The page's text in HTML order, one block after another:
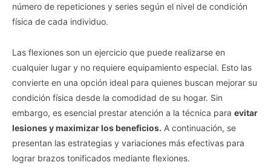
número de repeticiones y series según el nivel de condición
física de cada individuo.
Las flexiones son un ejercicio que puede realizarse en
cualquier lugar y no requiere equipamiento especial. Esto las
convierte en una opción ideal para quienes buscan mejorar su
condición física desde la comodidad de su hogar. Sin
embargo, es esencial prestar atención a la técnica para evitar
lesiones y maximizar los beneficios. A continuación, se
presentan las estrategias y variaciones más efectivas para
lograr brazos tonificados mediante flexiones.